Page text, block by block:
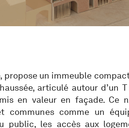
propose un immeuble
articulé autour d’un
en valeur en façade. Ce
communes comme un
public, les accès aux